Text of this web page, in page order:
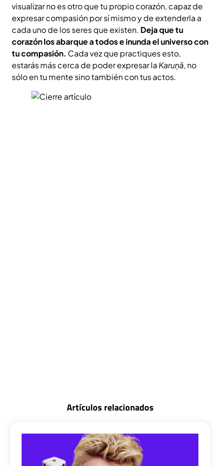
visualizar no es otro que tu propio corazón, capaz de
expresar compasión por sí mismo y de extenderla a
cada uno de los seres que existen. Deja que tu
corazón los abarque a todos e inunda el universo con
tu compasión. Cada vez que practiques esto,
estarás más cerca de poder expresar la Karuṇā, no
sólo en tu mente sino también con tus actos.
Artículos relacionados